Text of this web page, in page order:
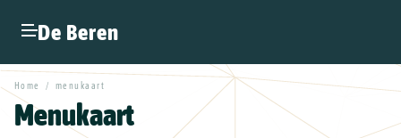
De Beren
Home / menukaart
Menukaart